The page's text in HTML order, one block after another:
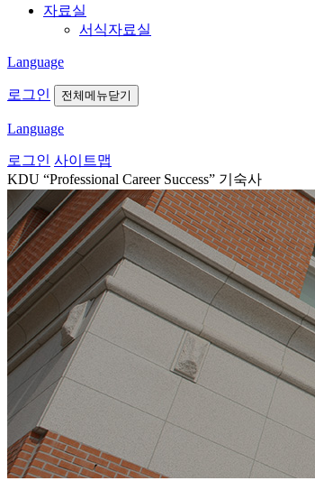
자료실
서식자료실
Language
로그인 전체메뉴닫기
Language
로그인 사이트맵
KDU “Professional Career Success” 기숙사